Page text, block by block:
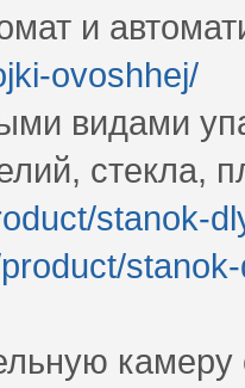
и
ovoshhej/
видами
стекла,
stanok-